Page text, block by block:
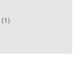
(1)